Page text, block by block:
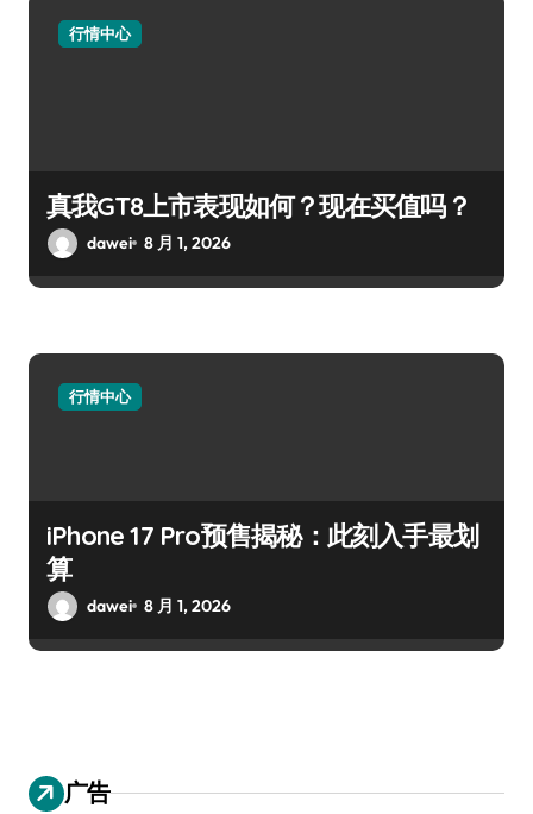
行情中心
真我GT8上市表现如何？现在买值吗？
dawei 8 月 1, 2026
行情中心
iPhone 17 Pro预售揭秘：此刻入手最划
算
dawei 8 月 1, 2026
广告